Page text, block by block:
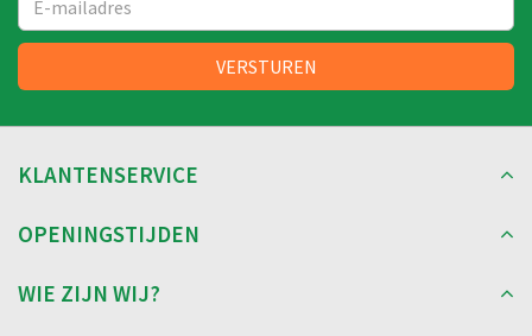
KLANTENSERVICE
OPENINGSTIJDEN
WIE ZIJN WIJ?